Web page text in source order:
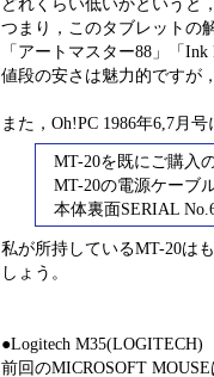
つまり，このタブレットの
「アートマスター88」「
値段の安さは魅力的ですが
また，Oh!PC 1986年6,7月
MT-20を既にご購入
MT-20の電源ケーブ
本体裏面SERIAL
私が所持しているMT-20は
しょう。
●Logitech M35(LOGITECH)
前回のMICROSOFT